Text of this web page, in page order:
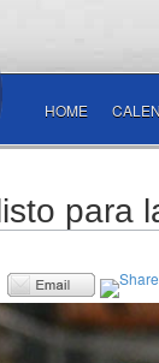
HOME
para